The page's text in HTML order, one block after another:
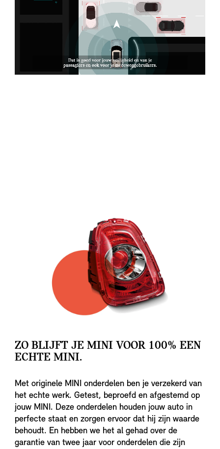
ZO BLIJFT JE MINI VOOR 100% EEN
ECHTE MINI.
Met originele MINI onderdelen ben je verzekerd van
het echte werk. Getest, beproefd en afgestemd op
jouw MINI. Deze onderdelen houden jouw auto in
perfecte staat en zorgen ervoor dat hij zijn waarde
behoudt. En hebben we het al gehad over de
garantie van twee jaar voor onderdelen die zijn